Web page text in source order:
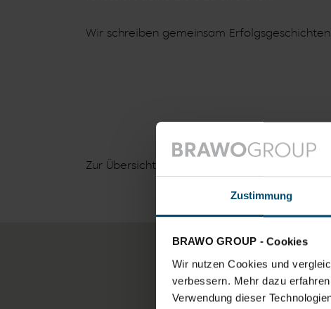
Zustimmung
BRAWO GROUP - Cookies
Wir nutzen Cookies und
verbessern. Mehr dazu
Verwendung dieser
Wir schreiben gemeinsam
Zur Übersicht